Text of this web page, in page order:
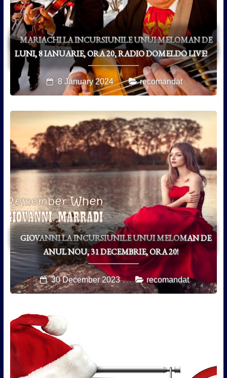
MARIACHI LA INCURSIUNILE UNUI MELOMAN DE
LUNI, 8 IANUARIE, ORA 20, RADIO DOMELDO LIVE!
8 January 2024 recomandat
GIOVANNI LA INCURSIUNILE UNUI MELOMAN DE
ANUL NOU, 31 DECEMBRIE, ORA 20!
30 December 2023 recomandat